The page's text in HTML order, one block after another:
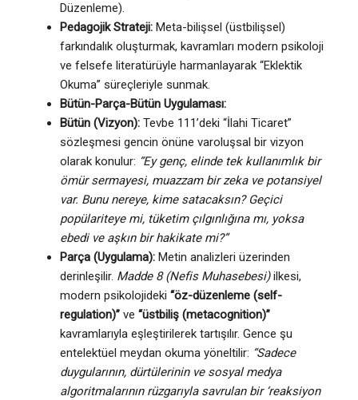
Düzenleme).
Pedagojik Strateji: Meta-bilişsel (üstbilişsel)
farkındalık oluşturmak, kavramları modern psikoloji
ve felsefe literatürüyle harmanlayarak “Eklektik
Okuma” süreçleriyle sunmak.
Bütün-Parça-Bütün Uygulaması:
Bütün (Vizyon): Tevbe 111’deki “İlahi Ticaret”
sözleşmesi gencin önüne varoluşsal bir vizyon
olarak konulur: “Ey genç, elinde tek kullanımlık bir
ömür sermayesi, muazzam bir zeka ve potansiyel
var. Bunu nereye, kime satacaksın? Geçici
popülariteye mi, tüketim çılgınlığına mı, yoksa
ebedi ve aşkın bir hakikate mi?”
Parça (Uygulama): Metin analizleri üzerinden
derinleşilir. Madde 8 (Nefis Muhasebesi)ilkesi,
modern psikolojideki “öz-düzenleme (self-
regulation)” ve “üstbiliş (metacognition)”
kavramlarıyla eşleştirilerek tartışılır. Gence şu
entelektüel meydan okuma yöneltilir: “Sadece
duygularının, dürtülerinin ve sosyal medya
algoritmalarının rüzgarıyla savrulan bir ‘reaksiyon